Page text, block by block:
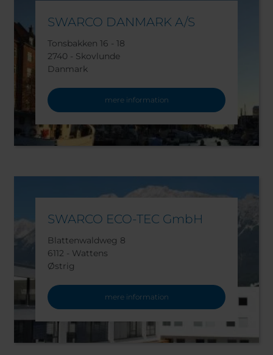
SWARCO DANMARK A/S
Tonsbakken 16 - 18
2740 - Skovlunde
Danmark
mere information
SWARCO ECO-TEC GmbH
Blattenwaldweg 8
6112 - Wattens
Østrig
mere information